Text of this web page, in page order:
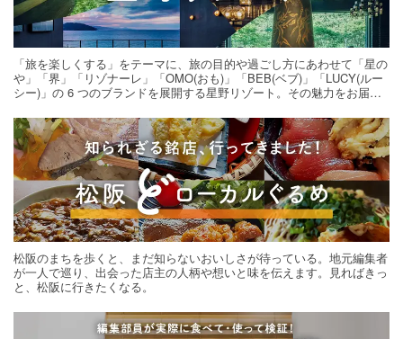
「旅を楽しくする」をテーマに、旅の目的や過ごし方にあわせて「星の
や」「界」「リゾナーレ」「OMO(おも)」「BEB(ベブ)」「LUCY(ルー
シー)」の 6 つのブランドを展開する星野リゾート。その魅力をお届け
松阪のまちを歩くと、まだ知らないおいしさが待っている。地元編集者
が一人で巡り、出会った店主の人柄や想いと味を伝えます。見ればきっ
と、松阪に行きたくなる。